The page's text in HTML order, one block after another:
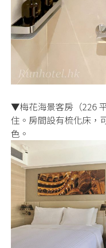
▼梅花海景客房（226
住。房間設有梳化床，
色。